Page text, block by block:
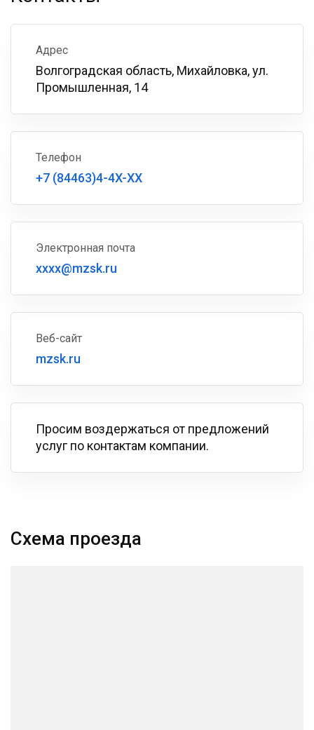
Адрес
Волгоградская область, Михайловка, ул.
Промышленная, 14
Телефон
+7 (84463)4-4X-XX
Электронная почта
xxxx@mzsk.ru
Веб-сайт
mzsk.ru
Просим воздержаться от предложений
услуг по контактам компании.
Схема проезда